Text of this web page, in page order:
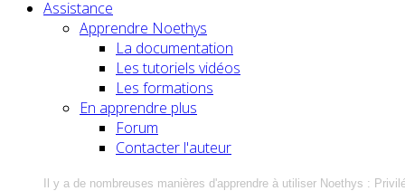
Assistance
Apprendre Noethys
La documentation
Les tutoriels vidéos
Les formations
En apprendre plus
Forum
Contacter l'auteur
Il y a de nombreuses manières d'apprendre à utiliser Noethys :